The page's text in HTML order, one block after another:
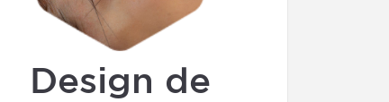
Design de